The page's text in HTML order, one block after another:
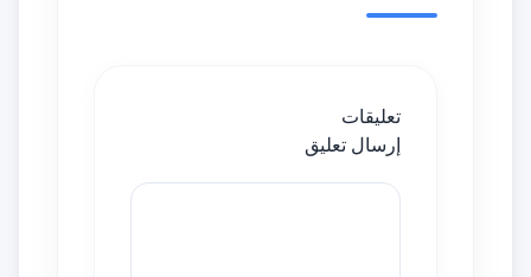
تعليقات
إرسال تعليق